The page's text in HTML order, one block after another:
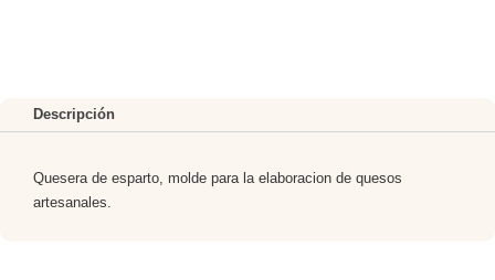
Descripción
Quesera de esparto, molde para la elaboracion de quesos
artesanales.